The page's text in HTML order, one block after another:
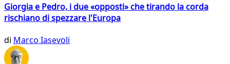
Giorgia e Pedro, i due «opposti» che tirando la corda
rischiano di spezzare l'Europa
di Marco Iasevoli